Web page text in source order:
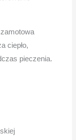
ciepło,
pieczenia.